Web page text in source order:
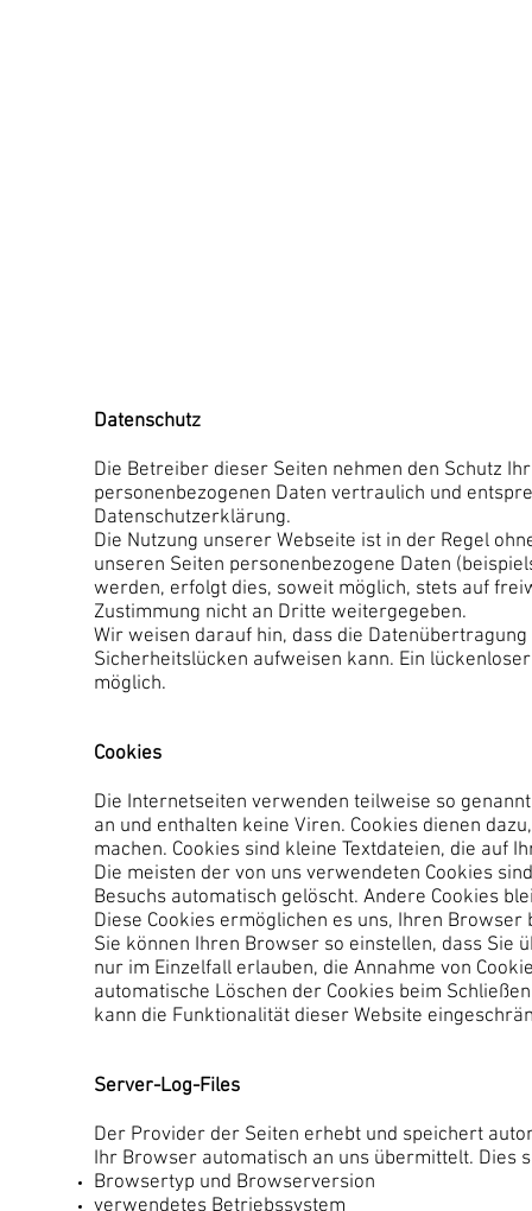
Datenschutz
Die Betreiber dieser Seiten nehmen den Schutz
personenbezogenen Daten vertraulich und
Datenschutzerklärung.
Die Nutzung unserer Webseite ist in der Regel
unseren Seiten personenbezogene Daten
werden, erfolgt dies, soweit möglich, stets auf
Zustimmung nicht an Dritte weitergegeben.
Wir weisen darauf hin, dass die
Sicherheitslücken aufweisen kann. Ein
möglich.
Cookies
Die Internetseiten verwenden teilweise so
an und enthalten keine Viren. Cookies dienen
machen. Cookies sind kleine Textdateien, die auf
Die meisten der von uns verwendeten Cookies
Besuchs automatisch gelöscht. Andere Cookies
Diese Cookies ermöglichen es uns, Ihren
Sie können Ihren Browser so einstellen, dass Sie
nur im Einzelfall erlauben, die Annahme von
automatische Löschen der Cookies beim
kann die Funktionalität dieser Website
Server-Log-Files
Der Provider der Seiten erhebt und speichert
Ihr Browser automatisch an uns übermittelt. Dies
Browsertyp und Browserversion
verwendetes Betriebssystem